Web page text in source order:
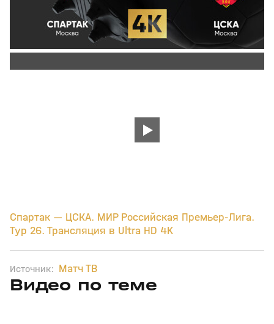
Спартак — ЦСКА. МИР Российская Премьер-Лига.
Тур 26. Трансляция в Ultra HD 4K
Источник: Матч ТВ
Видео по теме
Сегодня, 00:13